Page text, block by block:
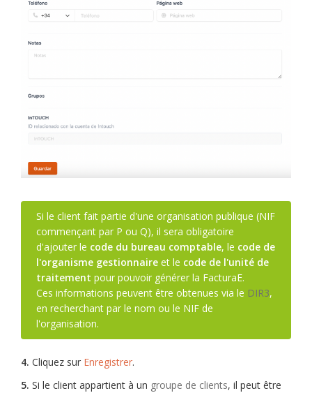
Si le client fait partie d'une organisation publique (NIF
commençant par P ou Q), il sera obligatoire
d'ajouter le code du bureau comptable, le code de
l'organisme gestionnaire et le code de l'unité de
traitement pour pouvoir générer la FacturaE.
Ces informations peuvent être obtenues via le DIR3,
en recherchant par le nom ou le NIF de
l'organisation.
4. Cliquez sur Enregistrer.
5. Si le client appartient à un groupe de clients, il peut être